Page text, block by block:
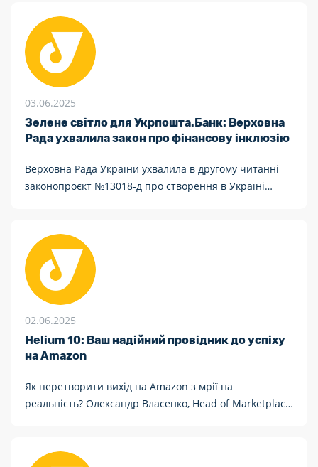
03.06.2025
Зелене світло для Укрпошта.Банк: Верховна
Рада ухвалила закон про фінансову інклюзію
Верховна Рада України ухвалила в другому читанні
законопроєкт №13018-д про створення в Україні
02.06.2025
Helium 10: Ваш надійний провідник до успіху
на Amazon
Як перетворити вихід на Amazon з мрії на
реальність? Олександр Власенко, Head of Marketplace
секретами успішної аналітики на Amazon.